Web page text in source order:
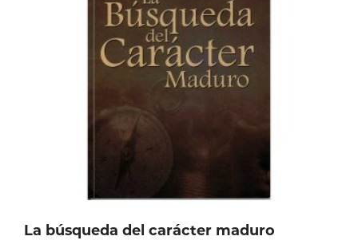
La búsqueda del carácter maduro